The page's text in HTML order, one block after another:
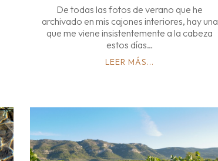
De todas las fotos de verano que he
archivado en mis cajones interiores, hay una
que me viene insistentemente a la cabeza
estos días…
LEER MÁS...